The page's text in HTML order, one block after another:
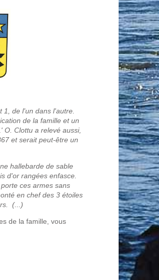
de l'un dans l'autre.
de la famille et un
O. Clottu a relevé aussi,
et serait peut-être un
hallebarde de sable
d'or rangées enfasce.
ces armes sans
en chef des 3 étoiles
(...)
de la famille, vous